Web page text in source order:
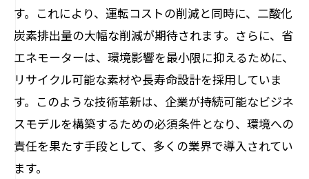
す。これにより、運転コストの削減と同時に、二酸化
炭素排出量の大幅な削減が期待されます。さらに、省
エネモーターは、環境影響を最小限に抑えるために、
リサイクル可能な素材や長寿命設計を採用していま
す。このような技術革新は、企業が持続可能なビジネ
スモデルを構築するための必須条件となり、環境への
責任を果たす手段として、多くの業界で導入されてい
ます。